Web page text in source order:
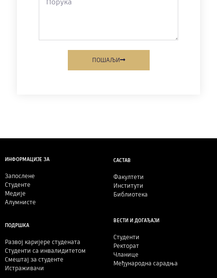
ПОШАЉИ
ИНФОРМАЦИЈЕ ЗА
Запослене
Студенте
Медије
Алумнисте
САСТАВ
Факултети
Институти
Библиотека
ПОДРШКА
Развој каријере студената
Студенти са инвалидитетом
Смештај за студенте
Истраживачи
ВЕСТИ И ДОГАЂАЈИ
Студенти
Ректорат
Чланице
Међународна сарадња